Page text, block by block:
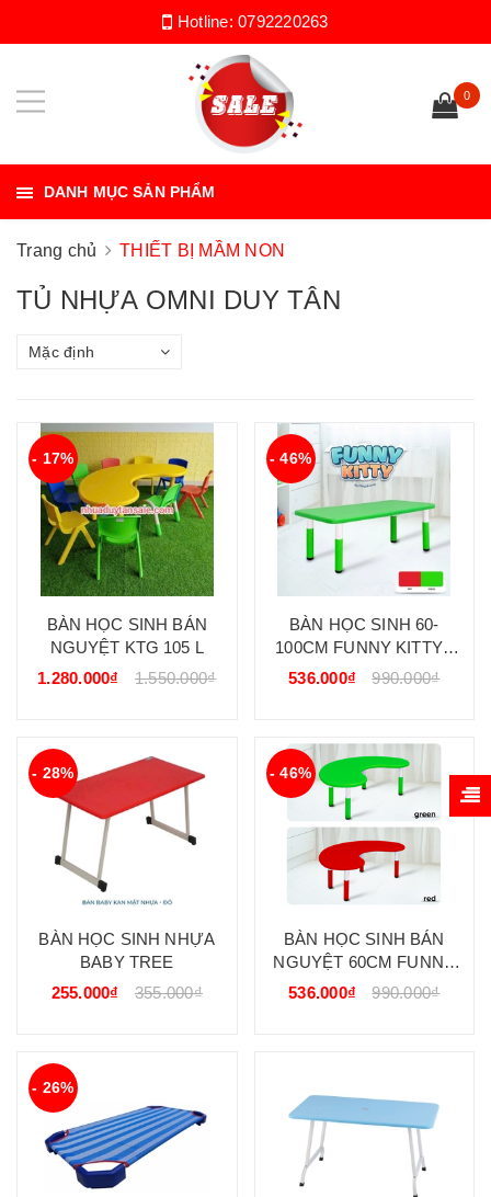
Hotline:0792220263
0
DANH MỤC SẢN PHẨM
Trang chủ THIẾT BỊ MẦM NON
TỦ NHỰA OMNI DUY TÂN
Mặc định
- 17%
BÀN HỌC SINH BÁN
NGUYỆT KTG 105 L
1.280.000₫
1.550.000₫
- 46%
BÀN HỌC SINH 60-
100CM FUNNY KITTY (
CHỮ NHẬT)
536.000₫ 990.000₫
- 28%
BÀN HỌC SINH NHỰA
BABY TREE
255.000₫
355.000₫
- 46%
BÀN HỌC SINH BÁN
NGUYỆT 60CM FUNNY
KITTY ( TRÒN)
536.000₫ 990.000₫
- 26%